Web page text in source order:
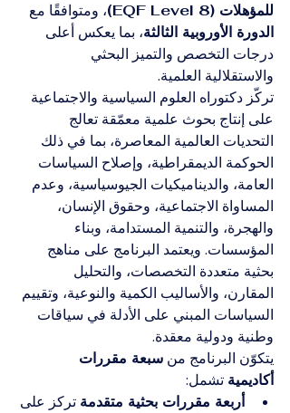
للمؤهلات (EQF Level 8)
، ومتوافقًا مع
الدورة الأوروبية الثالثة، بما يعكس أعلى
درجات التخصص والتميز البحثي
والاستقلالية العلمية.
تركّز دكتوراه العلوم السياسية والاجتماعية
على إنتاج بحوث علمية معمّقة تعالج
التحديات العالمية المعاصرة، بما في ذلك
الحوكمة الديمقراطية، وإصلاح السياسات
العامة، والديناميكيات الجيوسياسية، وعدم
المساواة الاجتماعية، وحقوق الإنسان،
والهجرة، والتنمية المستدامة، وبناء
المؤسسات. ويعتمد البرنامج على مناهج
بحثية متعددة التخصصات، والتحليل
المقارن، والأساليب الكمية والنوعية، وتقييم
السياسات المبني على الأدلة في سياقات
وطنية ودولية معقدة.
يتكوّن البرنامج من سبعة مقررات
أكاديمية تشمل:
أربعة مقررات بحثية متقدمة تركز على